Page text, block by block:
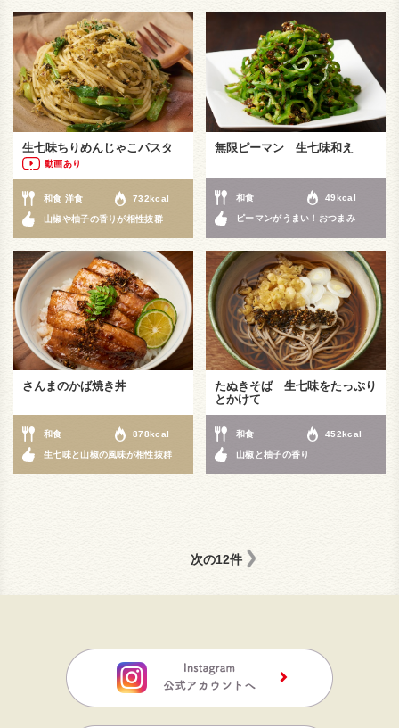
生七味ちりめんじゃこパスタ
動画あり
和食 洋食 732kcal
山椒や柚子の香りが相性抜群
無限ピーマン 生七味和え
和食 49kcal
ピーマンがうまい！おつまみ
さんまのかば焼き丼
和食 878kcal
生七味と山椒の風味が相性抜群
たぬきそば 生七味をたっぷり
とかけて
和食 452kcal
山椒と柚子の香り
次の12件